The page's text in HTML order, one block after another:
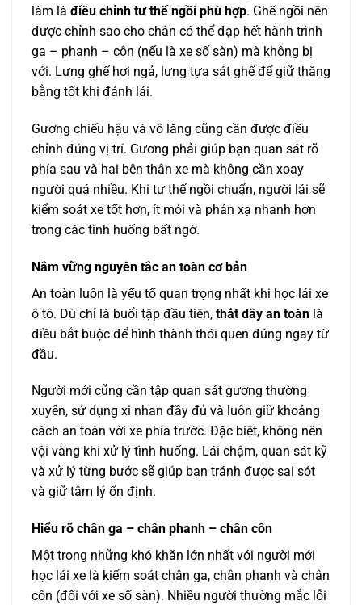
làm là điều chỉnh tư thế ngồi phù hợp. Ghế ngồi nên
được chỉnh sao cho chân có thể đạp hết hành trình
ga – phanh – côn (nếu là xe số sàn) mà không bị
với. Lưng ghế hơi ngả, lưng tựa sát ghế để giữ thăng
bằng tốt khi đánh lái.
Gương chiếu hậu và vô lăng cũng cần được điều
chỉnh đúng vị trí. Gương phải giúp bạn quan sát rõ
phía sau và hai bên thân xe mà không cần xoay
người quá nhiều. Khi tư thế ngồi chuẩn, người lái sẽ
kiểm soát xe tốt hơn, ít mỏi và phản xạ nhanh hơn
trong các tình huống bất ngờ.
Nắm vững nguyên tắc an toàn cơ bản
An toàn luôn là yếu tố quan trọng nhất khi học lái xe
ô tô. Dù chỉ là buổi tập đầu tiên, thắt dây an toàn là
điều bắt buộc để hình thành thói quen đúng ngay từ
đầu.
Người mới cũng cần tập quan sát gương thường
xuyên, sử dụng xi nhan đầy đủ và luôn giữ khoảng
cách an toàn với xe phía trước. Đặc biệt, không nên
vội vàng khi xử lý tình huống. Lái chậm, quan sát kỹ
và xử lý từng bước sẽ giúp bạn tránh được sai sót
và giữ tâm lý ổn định.
Hiểu rõ chân ga – chân phanh – chân côn
Một trong những khó khăn lớn nhất với người mới
học lái xe là kiểm soát chân ga, chân phanh và chân
côn (đối với xe số sàn). Nhiều người thường mắc lỗi